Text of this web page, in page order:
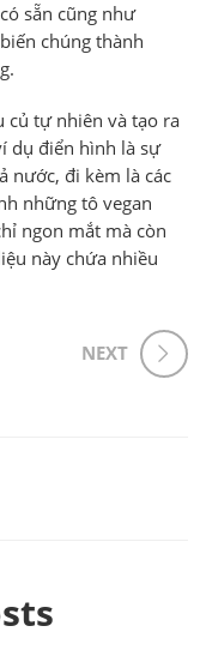
sẵn cũng như
chúng thành
củ tự nhiên và tạo ra
dụ điển hình là sự
nước, đi kèm là các
những tô vegan
ngon mắt mà còn
này chứa nhiều
NEXT